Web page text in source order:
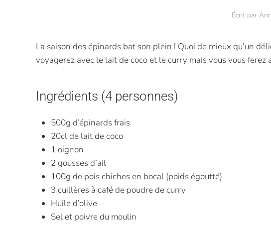
Écrit par
La saison des épinards bat son plein ! Quoi de mieux qu’un
voyagerez avec le lait de coco et le curry mais vous vous
Ingrédients (4 personnes)
500g d’épinards frais
20cl de lait de coco
1 oignon
2 gousses d’ail
100g de pois chiches en bocal (poids égoutté)
3 cuillères à café de poudre de curry
Huile d’olive
Sel et poivre du moulin